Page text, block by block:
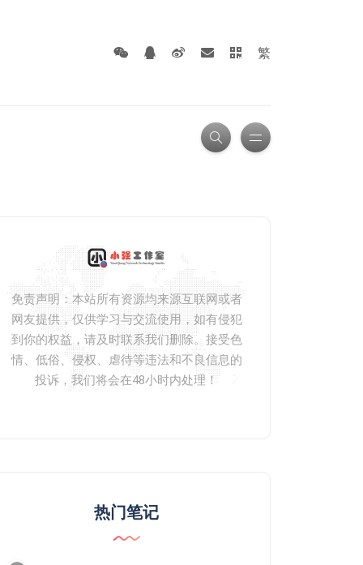
繁
免责声明：本站所有资源均来源互联网或者
网友提供，仅供学习与交流使用，如有侵犯
到你的权益，请及时联系我们删除。接受色
情、低俗、侵权、虐待等违法和不良信息的
投诉，我们将会在48小时内处理！
热门笔记